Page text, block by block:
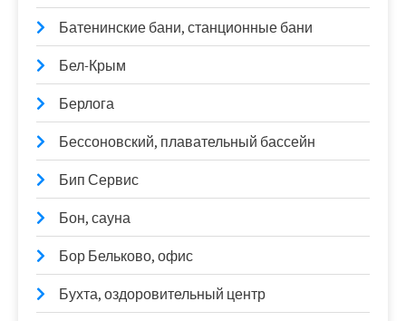
Батенинские бани, станционные бани
Бел-Крым
Берлога
Бессоновский, плавательный бассейн
Бип Сервис
Бон, сауна
Бор Бельково, офис
Бухта, оздоровительный центр